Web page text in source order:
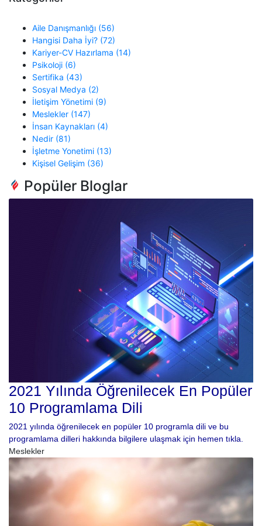
Aile Danışmanlığı (56)
Hangisi Daha İyi? (72)
Kariyer-CV Hazırlama (14)
Psikoloji (6)
Sertifika (43)
Sosyal Medya (2)
İletişim Yönetimi (9)
Meslekler (147)
İnsan Kaynakları (4)
Nedir (81)
İşletme Yonetimi (13)
Kişisel Gelişim (36)
Popüler Bloglar
2021 Yılında Öğrenilecek En Popüler
10 Programlama Dili
2021 yılında öğrenilecek en popüler 10 programla dili ve bu
programlama dilleri hakkında bilgilere ulaşmak için hemen tıkla.
Meslekler